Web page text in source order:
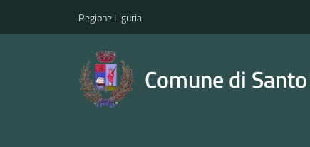
Regione Liguria
Comune di